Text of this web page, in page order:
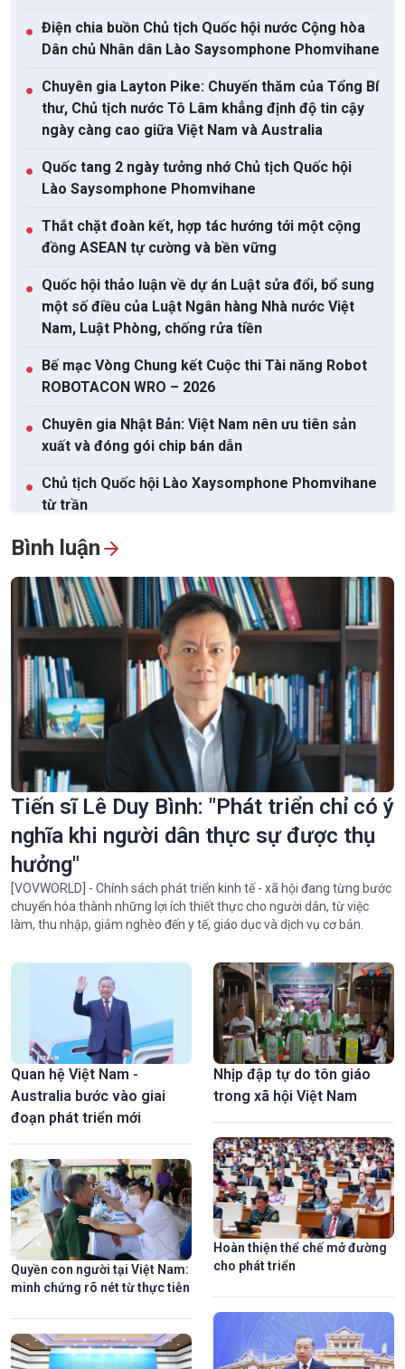
● Điện chia buồn Chủ tịch Quốc hội nước Cộng hòa
Dân chủ Nhân dân Lào Saysomphone Phomvihane
● Chuyên gia Layton Pike: Chuyến thăm của Tổng Bí
thư, Chủ tịch nước Tô Lâm khẳng định độ tin cậy
ngày càng cao giữa Việt Nam và Australia
● Quốc tang 2 ngày tưởng nhớ Chủ tịch Quốc hội
Lào Saysomphone Phomvihane
● Thắt chặt đoàn kết, hợp tác hướng tới một cộng
đồng ASEAN tự cường và bền vững
● Quốc hội thảo luận về dự án Luật sửa đổi, bổ sung
một số điều của Luật Ngân hàng Nhà nước Việt
Nam, Luật Phòng, chống rửa tiền
● Bế mạc Vòng Chung kết Cuộc thi Tài năng Robot
ROBOTACON WRO – 2026
● Chuyên gia Nhật Bản: Việt Nam nên ưu tiên sản
xuất và đóng gói chip bán dẫn
● Chủ tịch Quốc hội Lào Xaysomphone Phomvihane
từ trần
● Lễ hội Thảo nguyên năm 2026 tại tỉnh Quảng Ngãi
Xem tất cả
Bình luận
Tiến sĩ Lê Duy Bình: "Phát triển chỉ có ý
nghĩa khi người dân thực sự được thụ
hưởng"
[VOVWORLD] - Chính sách phát triển kinh tế - xã hội đang từng bước
chuyển hóa thành những lợi ích thiết thực cho người dân, từ việc
làm, thu nhập, giảm nghèo đến y tế, giáo dục và dịch vụ cơ bản.
Quan hệ Việt Nam -
Australia bước vào giai
đoạn phát triển mới
Quyền con người tại Việt Nam:
minh chứng rõ nét từ thực tiễn
Nhịp đập tự do tôn giáo
trong xã hội Việt Nam
Hoàn thiện thể chế mở đường
cho phát triển